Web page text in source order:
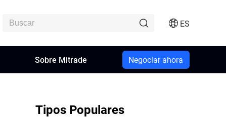
ES
Sobre Mitrade Negociar ahora
Tipos Populares